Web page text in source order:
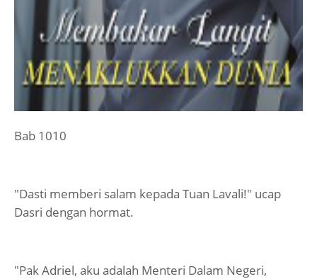
Bab 1010
"Dasti memberi salam kepada Tuan Lavali!" ucap
Dasri dengan hormat.
"Pak Adriel, aku adalah Menteri Dalam Negeri,